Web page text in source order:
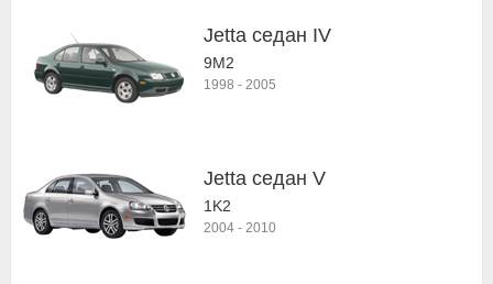
Jetta седан IV
9M2
1998 - 2005
Jetta седан V
1K2
2004 - 2010